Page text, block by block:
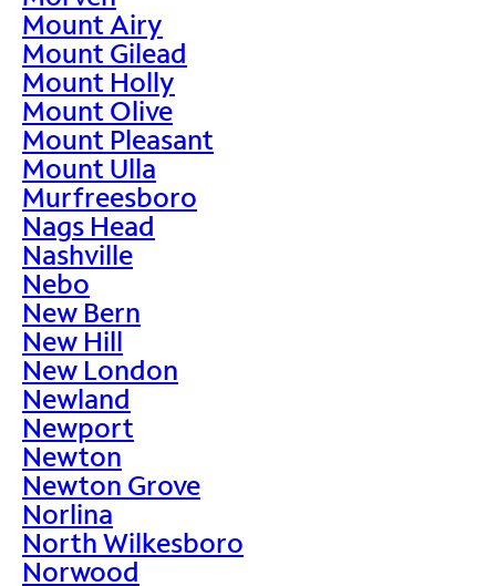
Mount Airy
Mount Gilead
Mount Holly
Mount Olive
Mount Pleasant
Mount Ulla
Murfreesboro
Nags Head
Nashville
Nebo
New Bern
New Hill
New London
Newland
Newport
Newton
Newton Grove
Norlina
North Wilkesboro
Norwood